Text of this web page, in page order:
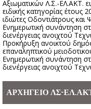
Αξιωματικών Λ.Σ.-ΕΛ.ΑΚΤ.
ειδικής κατηγορίας
ιδιώτες Οδοντιάτρους
Ενημερωτική συνάντηση
διενέργειας ανοιχτού
Προκήρυξη ανοικτού
επαναληπτικού
Ενημερωτική συνάντηση
διενέργειας ανοιχτού
ΑΡΧΗΓΕΙΟ ΛΣ-